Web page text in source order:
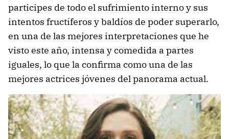
participes de todo el sufrimiento interno y sus
intentos fructíferos y baldíos de poder superarlo,
en una de las mejores interpretaciones que he
visto este año, intensa y comedida a partes
iguales, lo que la confirma como una de las
mejores actrices jóvenes del panorama actual.